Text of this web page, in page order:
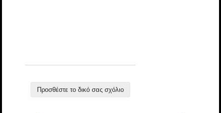
Προσθέστε το δικό σας σχόλιο